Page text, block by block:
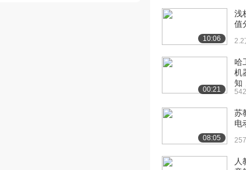
[14] 哈尔滨工业大学公
[15] 哈尔滨工业大学公
课：电感元件-例...
课：电容元件
课：电容元件-例...
10:06
浅
值
2.2
00:21
哈
机
知
08:05
苏
电
人